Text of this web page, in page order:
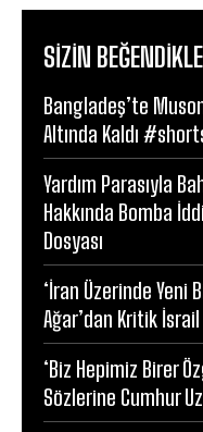
SIZIN
Bangladeş’te
Altında Kaldı
Yardım Parasıyla
Hakkında Bomba
Dosyası
‘İran Üzerinde Yeni
Ağar’dan Kritik İsrail
‘Biz Hepimiz Birer
Sözlerine Cumhur